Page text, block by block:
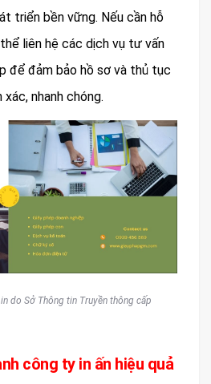
triển bền vững. Nếu cần hỗ
liên hệ các dịch vụ tư vấn
để đảm bảo hồ sơ và thủ tục
nhanh chóng.
do Sở Thông tin Truyền thông cấp
công ty in ấn hiệu quả